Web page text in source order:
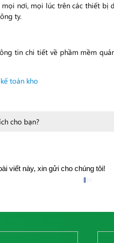
nơi, mọi lúc trên các thiết bị
ty.
tin chi tiết về phầm mềm
toán kho
cho bạn?
viết này, xin gửi cho chúng tôi!